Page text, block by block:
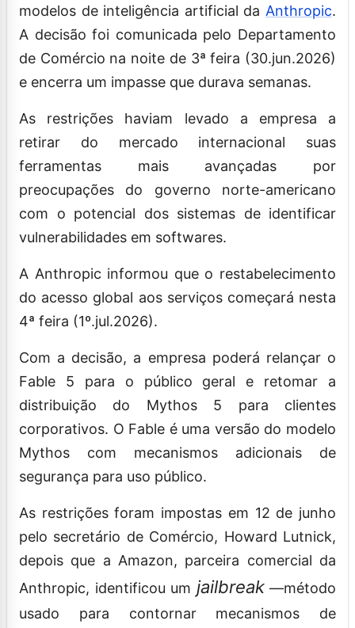
modelos de inteligência artificial da Anthropic.
A decisão foi comunicada pelo Departamento
de Comércio na noite de 3ª feira (30.jun.2026)
e encerra um impasse que durava semanas.
As restrições haviam levado a empresa a
retirar do mercado internacional suas
ferramentas mais avançadas por
preocupações do governo norte-americano
com o potencial dos sistemas de identificar
vulnerabilidades em softwares.
A Anthropic informou que o restabelecimento
do acesso global aos serviços começará nesta
4ª feira (1º.jul.2026).
Com a decisão, a empresa poderá relançar o
Fable 5 para o público geral e retomar a
distribuição do Mythos 5 para clientes
corporativos. O Fable é uma versão do modelo
Mythos com mecanismos adicionais de
segurança para uso público.
As restrições foram impostas em 12 de junho
pelo secretário de Comércio, Howard Lutnick,
depois que a Amazon, parceira comercial da
Anthropic, identificou um jailbreak—método
usado para contornar mecanismos de